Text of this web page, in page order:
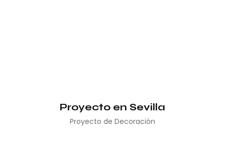
Proyecto en Sevilla
Proyecto de Decoración